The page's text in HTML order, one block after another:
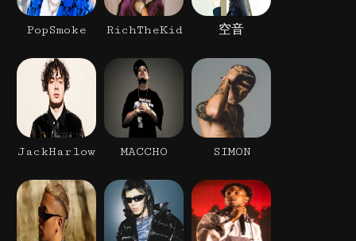
PopSmoke RichTheKid 空音
JackHarlow MACCHO SIMON